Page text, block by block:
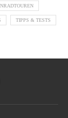
TIPPS & TESTS